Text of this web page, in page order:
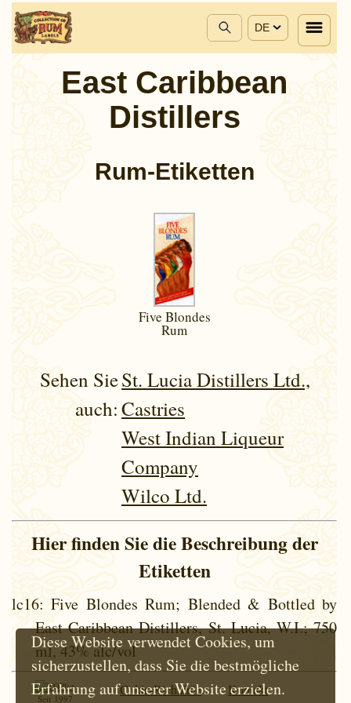
DE
East Caribbean
Distillers
Rum-Etiketten
Five Blondes
Rum
Sehen Sie
auch:
St. Lucia Distillers Ltd.,
Castries
West Indian Liqueur
Company
Wilco Ltd.
Hier finden Sie die Beschreibung der
Etiketten
lc16: Five Blondes Rum; Blended & Bottled by
East Caribbean Distillers, St. Lucia, W.I.; 750
ml, 43% alc/vol
Seit 1997
Cokie-Richtlinie
Kontakt
Diese Website verwendet Cookies, um
sicherzustellen, dass Sie die bestmögliche
Erfahrung auf unserer Website erzielen.